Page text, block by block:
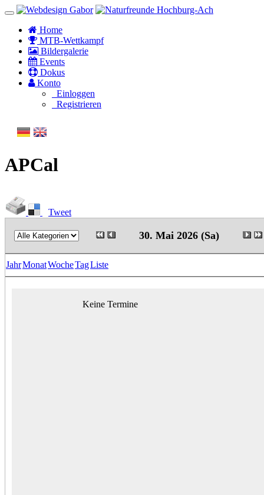
Home
MTB-Wettkampf
Bildergalerie
Events
Dokus
Konto
Einloggen
Registrieren
APCal
Tweet
30. Mai 2026 (Sa)
JahrMonatWocheTagListe
Keine Termine